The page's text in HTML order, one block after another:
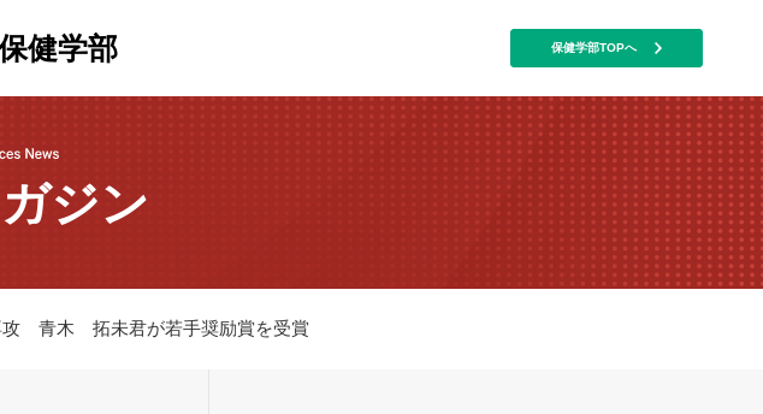
健学部 保健学部TOPへ
ジン
攻 青木 拓未君が若手奨励賞を受賞
保健学部TOPへ